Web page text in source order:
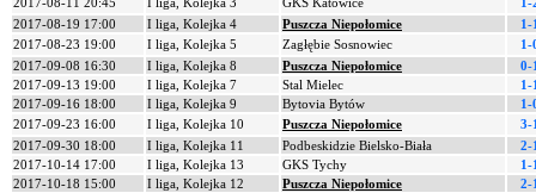
2017-08-19 17:00
I liga, Kolejka 4 Puszcza Niepołomice
1-
2017-08-23 19:00
I liga, Kolejka 5 Zagłębie Sosnowiec
1-
2017-09-08 16:30
I liga, Kolejka 8 Puszcza Niepołomice
0-
2017-09-13 19:00
I liga, Kolejka 7 Stal Mielec
1-
2017-09-16 18:00
I liga, Kolejka 9 Bytovia Bytów
1-
2017-09-23 16:00
I liga, Kolejka 10 Puszcza Niepołomice
3-
2017-09-30 18:00
I liga, Kolejka 11 Podbeskidzie Bielsko-Biała
2-
2017-10-14 17:00
I liga, Kolejka 13 GKS Tychy
1-
2017-10-18 15:00
I liga, Kolejka 12 Puszcza Niepołomice
2-